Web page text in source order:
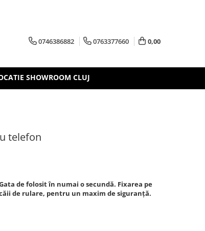
0746386882 0763377660 0,00
SHOWROOM CLUJ
telefon
de folosit în numai o secundă. Fixarea pe
de rulare, pentru un maxim de siguranță.